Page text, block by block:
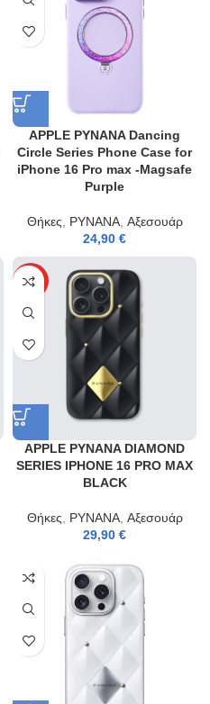
APPLE PYNANA Dancing
Circle Series Phone Case for
iPhone 16 Pro max -Magsafe
Purple
Θήκες PYNANA, Αξεσουάρ
24,90 €
HOT
APPLE PYNANA DIAMOND
SERIES IPHONE 16 PRO MAX
BLACK
Θήκες PYNANA, Αξεσουάρ
29,90 €